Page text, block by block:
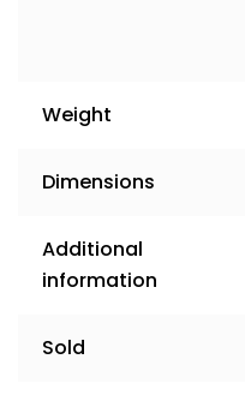
Weight
Dimensions
Additional
information
Sold